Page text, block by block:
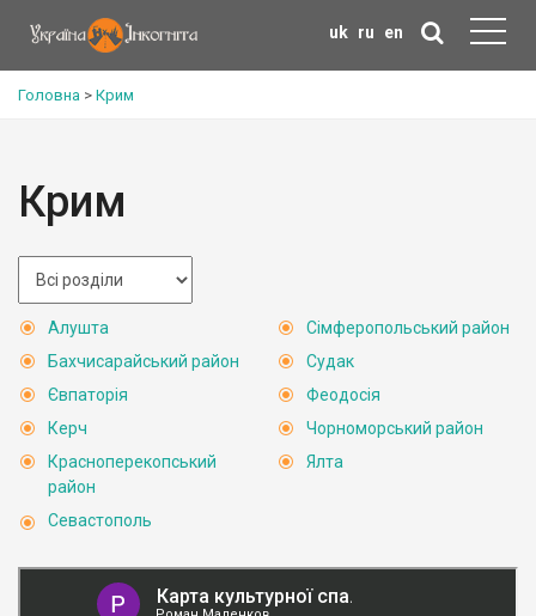
uk ru en
Головна > Крим
Крим
Алушта
Бахчисарайський район
Євпаторія
Керч
Красноперекопський
район
Севастополь
Сімферопольський район
Судак
Феодосія
Чорноморський район
Ялта